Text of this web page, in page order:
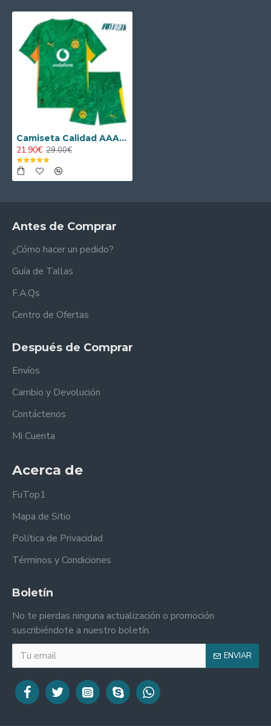
Camiseta Calidad AAA de Portero Borussia 2025/2026 Equipación Verde
21.90€ 29.00€
Antes de Comprar
¿Cómo hacer un pedido?
Guía de Tallas
F.A.Qs
Centro de Ofertas
Después de Comprar
Envíos
Cambio y Devolución
Contáctenos
Mi Cuenta
Acerca de
FuTop1
Mapa de Sitio
Política de Privacidad
Términos y Condiciones
Boletín
No te pierdas ninguna actualización o promoción
suscribiéndote a nuestro boletín.
ENVIAR